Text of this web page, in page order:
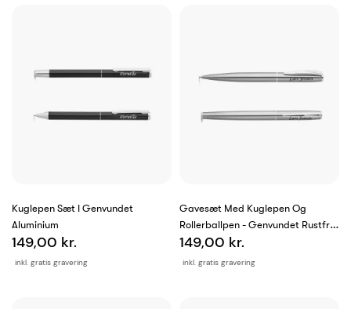
Kuglepen Sæt I Genvundet
Aluminium
inkl. gratis gravering
149,00 kr.
Gavesæt Med Kuglepen Og
Rollerballpen - Genvundet Rustfrit
Stål.
inkl. gratis gravering
149,00 kr.